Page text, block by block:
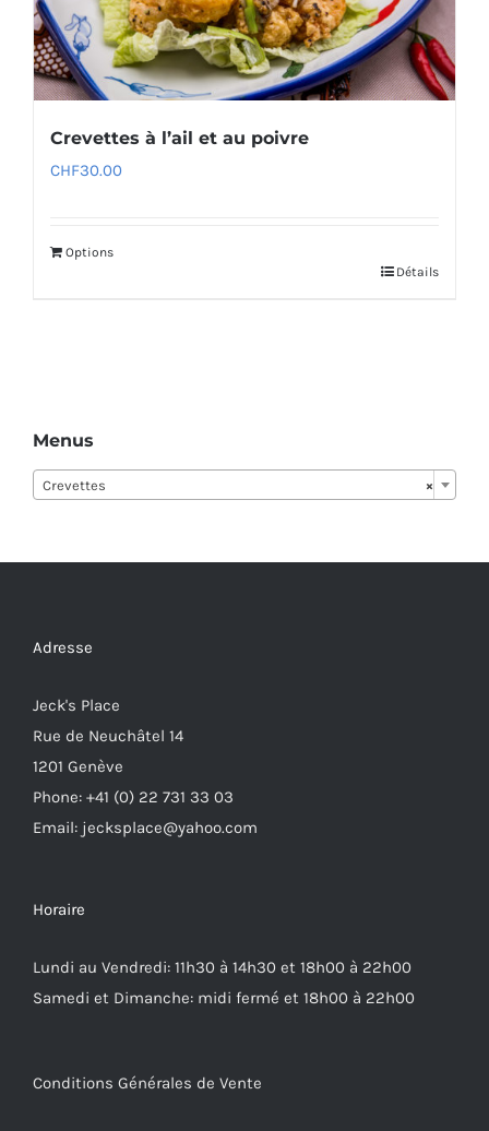
Crevettes à l’ail et au poivre
CHF30.00
Options
Détails
Menus
×
Crevettes
Adresse
Jeck's Place
Rue de Neuchâtel 14
1201 Genève
Phone: +41 (0) 22 731 33 03
Email: jecksplace@yahoo.com
Horaire
Lundi au Vendredi: 11h30 à 14h30 et 18h00 à 22h00
Samedi et Dimanche: midi fermé et 18h00 à 22h00
Conditions Générales de Vente